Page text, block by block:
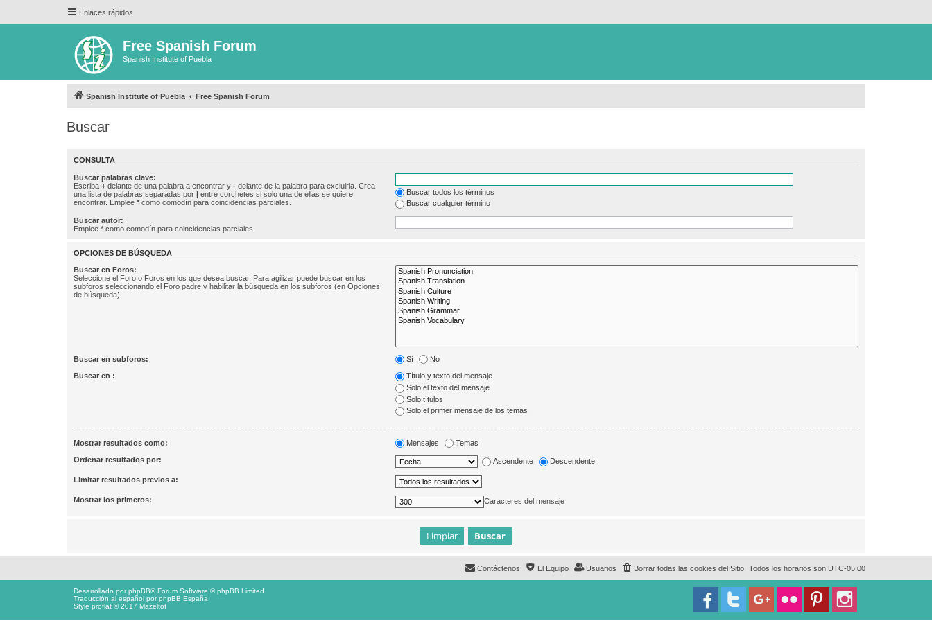
Enlaces rápidos
Free Spanish Forum
Spanish Institute of Puebla
Spanish Institute of Puebla Free Spanish Forum
Buscar
CONSULTA
Buscar palabras clave:
Escriba + delante de una palabra a encontrar y - delante de la palabra para excluirla. Crea
una lista de palabras separadas por | entre corchetes si solo una de ellas se quiere
encontrar. Emplee * como comodín para coincidencias parciales.
Buscar todos los términos
Buscar cualquier término
Buscar autor:
Emplee * como comodín para coincidencias parciales.
OPCIONES DE BÚSQUEDA
Buscar en Foros:
Seleccione el Foro o Foros en los que desea buscar. Para agilizar puede buscar en los
subforos seleccionando el Foro padre y habilitar la búsqueda en los subforos (en Opciones
de búsqueda).
Buscar en subforos: Sí No
Buscar en :
Título y texto del mensaje
Solo el texto del mensaje
Solo títulos
Solo el primer mensaje de los temas
Mostrar resultados como: Mensajes Temas
Ordenar resultados por: Ascendente Descendente
Limitar resultados previos a:
Mostrar los primeros: Caracteres del mensaje
Todos los horarios son UTC-05:00
Borrar todas las cookies del Sitio
Usuarios
El Equipo
Contáctenos
Desarrollado porphpBB® Forum Software © phpBB Limited
Traducción al español porphpBB España
Style proflat © 2017 Mazeltof